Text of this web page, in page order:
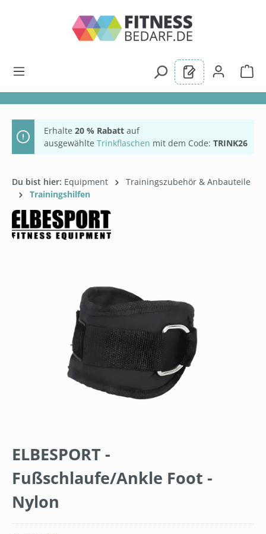
Erhalte 20 % Rabatt auf
ausgewählte Trinkflaschen mit dem Code: TRINK26
Du bist hier: Equipment
Trainingszubehör & Anbauteile
Trainingshilfen
ELBESPORT -
Fußschlaufe/Ankle Foot -
Nylon